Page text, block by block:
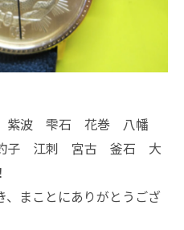
波 雫石 花巻 八幡
子 江刺 宮古 釜石 大
まことにありがとうござ